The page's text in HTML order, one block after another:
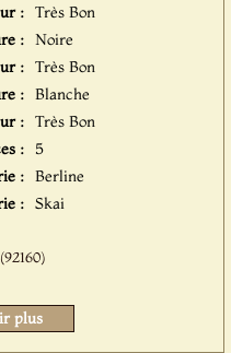
: Très Bon
: Noire
: Très Bon
: Blanche
: Très Bon
: 5
: Berline
: Skai
plus